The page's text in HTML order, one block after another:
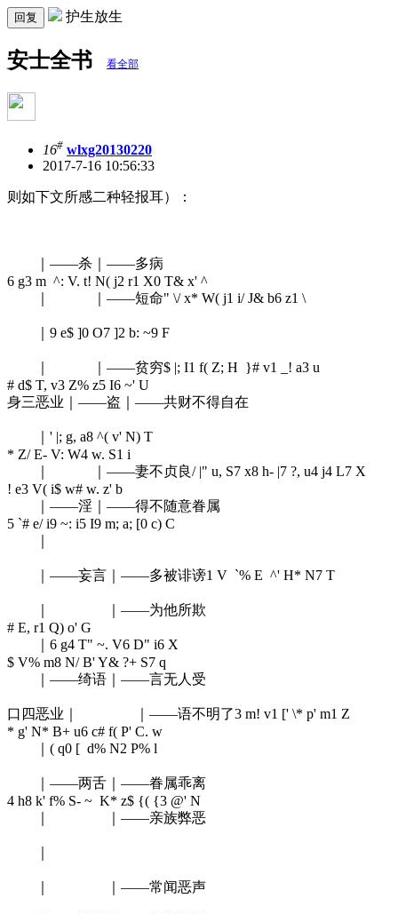
回复 护生放生
安士全书 看全部
16# wlxg20130220
2017-7-16 10:56:33
则如下文所感二种轻报耳）：
｜——杀｜——多病
6 g3 m ^: V. t! N( j2 r1 X0 T& x' ^
｜ ｜——短命" \/ x* W( j1 i/ J& b6 z1 \
9 e$ ]0 O7 ]2 b: ~9 F
｜ ｜——贫穷$ |; I1 f( Z; H }# v1 _! a3 u
# d$ T, v3 Z% z5 I6 ~' U
身三恶业｜——盗｜——共财不得自在
' |; g, a8 ^( v' N) T
* Z/ E- V: W4 w. S1 i
｜ ｜——妻不贞良/ |" u, S7 x8 h- |7 ?, u4 j4 L7 X
! e3 V( i$ w# w. z' b
｜——淫｜——得不随意眷属
5 `# e/ i9 ~: i5 I9 m; a; [0 c) C
｜——妄言｜——多被诽谤1 V `% E ^' H* N7 T
｜ ｜——为他所欺
# E, r1 Q) o' G
6 g4 T" ~. V6 D" i6 X
$ V% m8 N/ B' Y& ?+ S7 q
｜——绮语｜——言无人受
口四恶业｜ ｜——语不明了3 m! v1 [' \* p' m1 Z
* g' N* B+ u6 c# f( P' C. w
( q0 [ d% N2 P% l
｜——两舌｜——眷属乖离
4 h8 k' f% S- ~ K* z$ {( {3 @' N
｜ ｜——亲族弊恶
｜ ｜——常闻恶声